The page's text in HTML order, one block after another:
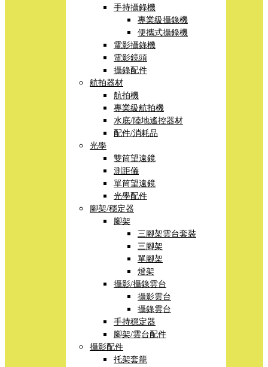
手持攝錄機
專業級攝錄機
便攜式攝錄機
電影攝錄機
電影鏡頭
攝錄配件
航拍器材
航拍機
專業級航拍機
水底/陸地遙控器材
配件/消耗品
光學
雙筒望遠鏡
測距儀
單筒望遠鏡
光學配件
腳架/穩定器
腳架
三腳架雲台套裝
三腳架
單腳架
燈架
攝影/攝錄雲台
攝影雲台
攝錄雲台
手持穩定器
腳架/雲台配件
攝影配件
托架套籠